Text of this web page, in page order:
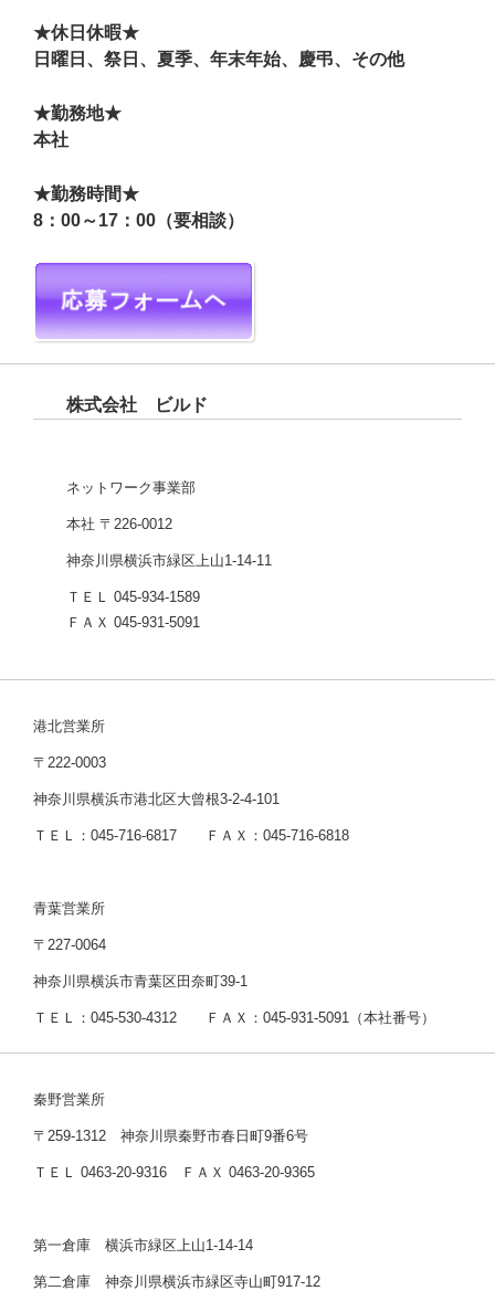
★休日休暇★
日曜日、祭日、夏季、年末年始、慶弔、その他
★勤務地★
本社
★勤務時間★
8：00～17：00（要相談）
株式会社 ビルド
ネットワーク事業部
本社 〒226-0012
神奈川県横浜市緑区上山1-14-11
ＴＥＬ 045-934-1589
ＦＡＸ 045-931-5091
港北営業所
〒222-0003
神奈川県横浜市港北区大曾根3-2-4-101
ＴＥＬ：045-716-6817 ＦＡＸ：045-716-6818
青葉営業所
〒227-0064
神奈川県横浜市青葉区田奈町39-1
ＴＥＬ：045-530-4312 ＦＡＸ：045-931-5091（本社番号）
秦野営業所
〒259-1312 神奈川県秦野市春日町9番6号
ＴＥＬ 0463-20-9316 ＦＡＸ 0463-20-9365
第一倉庫 横浜市緑区上山1-14-14
第二倉庫 神奈川県横浜市緑区寺山町917-12